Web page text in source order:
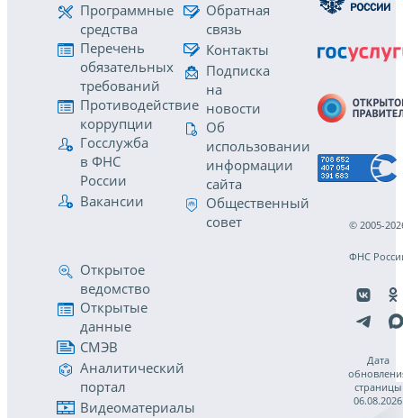
Программные
средства
Перечень
обязательных
требований
Противодействие
коррупции
Госслужба
в ФНС
России
Вакансии
Обратная
связь
Контакты
Подписка
на
новости
Об
использовании
информации
сайта
Общественный
совет
Открытое
ведомство
Открытые
данные
СМЭВ
Аналитический
портал
Видеоматериалы
© 2005-
ФНС
Дата
страницы
06.08.2026